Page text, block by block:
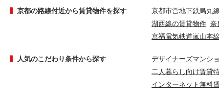
京都の路線付近から賃貸物件を探す
京都市営地下鉄烏丸
湖西線の賃貸物件 奈
京福電気鉄道嵐山本
人気のこだわり条件から探す
デザイナーズマンシ
二人暮らし向け賃貸
インターネット無料